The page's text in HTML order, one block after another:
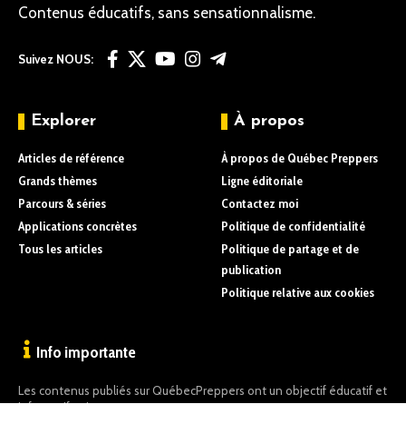
Contenus éducatifs, sans sensationnalisme.
Suivez NOUS:
Explorer
Articles de référence
Grands thèmes
Parcours & séries
Applications concrètes
Tous les articles
À propos
À propos de Québec Preppers
Ligne éditoriale
Contactez moi
Politique de confidentialité
Politique de partage et de
publication
Politique relative aux cookies
Info importante
Les contenus publiés sur QuébecPreppers ont un objectif éducatif et
informatif uniquement.